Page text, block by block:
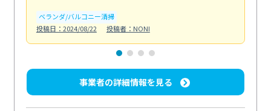
ベランダ/バルコニー清掃
投稿日：2024/08/22
投稿者：NONI
事業者の詳細情報を見る